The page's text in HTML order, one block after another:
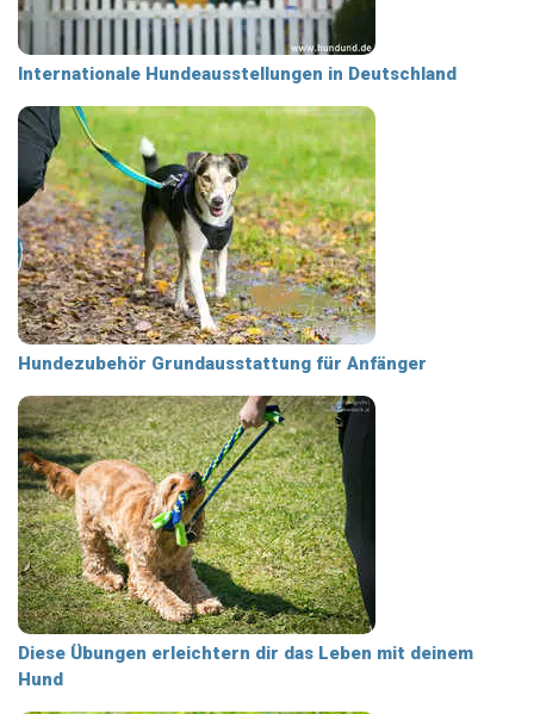
Internationale Hundeausstellungen in Deutschland
Hundezubehör Grundausstattung für Anfänger
Diese Übungen erleichtern dir das Leben mit deinem
Hund